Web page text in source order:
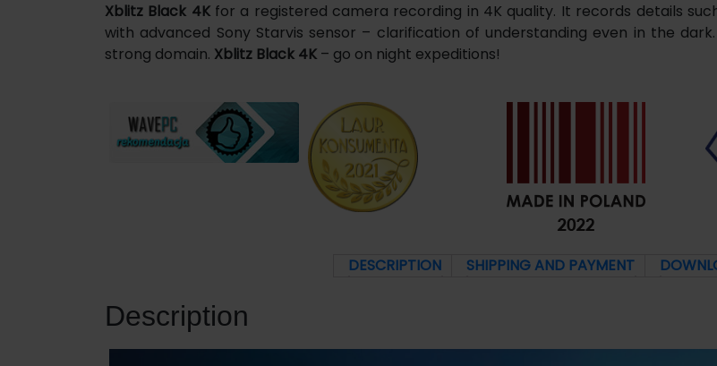
Xblitz Black 4Kfor a registered camera recording in 4K quality. It records details
with advanced Sony Starvis sensor – clarification of understanding even in the
strong domain. Xblitz Black 4K – go on night expeditions!
DESCRIPTION SHIPPING AND PAYMENT
Description